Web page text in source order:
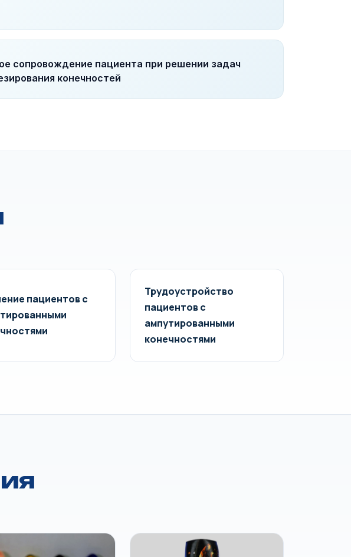
сопровождение пациента при решении задач
конечностей
пациентов с
Трудоустройство
пациентов с
ампутированными
конечностями